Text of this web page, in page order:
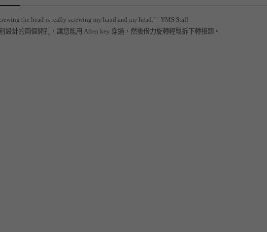
the head is really screwing my hand and my head." - YMS Staff
設計的兩個開孔，讓您能用 Allen key 穿過，然後借力旋轉輕鬆拆下轉接頭。